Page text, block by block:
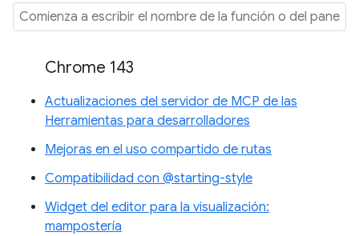
Chrome 143
Actualizaciones del servidor de MCP de las
Herramientas para desarrolladores
Mejoras en el uso compartido de rutas
Compatibilidad con @starting-style
Widget del editor para la visualización:
mampostería